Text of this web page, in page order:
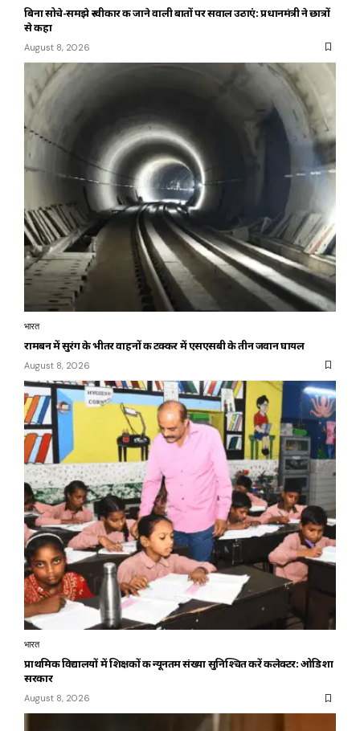
बिना सोचे-समझे स्वीकार की जाने वाली बातों पर सवाल उठाएं: प्रधानमंत्री ने छात्रों
से कहा
August 8, 2026
भारत
रामबन में सुरंग के भीतर वाहनों की टक्कर में एसएसबी के तीन जवान घायल
August 8, 2026
भारत
प्राथमिक विद्यालयों में शिक्षकों की न्यूनतम संख्या सुनिश्चित करें कलेक्टर: ओडिशा
सरकार
August 8, 2026